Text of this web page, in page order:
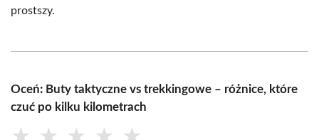
prostszy.
Oceń: Buty taktyczne vs trekkingowe – różnice, które
czuć po kilku kilometrach